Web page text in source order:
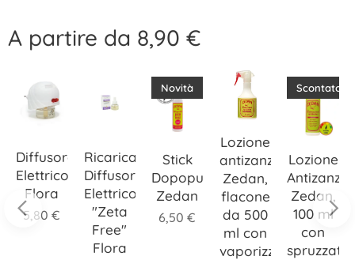
A partire da 8,90 €
Diffusore
Elettrico
Flora
5,80 €
Ricarica
Diffusore
Elettrico
"Zeta
Free"
Flora
Stick
Dopopuntura
Zedan
Novità
6,50 €
Lozione
antizanzara
Zedan,
flacone
da 500
ml con
vaporizzatore
Lozione
Zedan,
100 ml
con
Scontato